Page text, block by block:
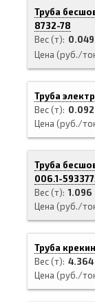
Труба
8732-78
Вес (т)
0.049
Цена (руб./
Труба
Вес (т)
0.092
Цена (руб./
Труба
006.1-
Вес (т) 1.096
Цена (руб./
Труба
Вес (т) 4.364
Цена (руб./